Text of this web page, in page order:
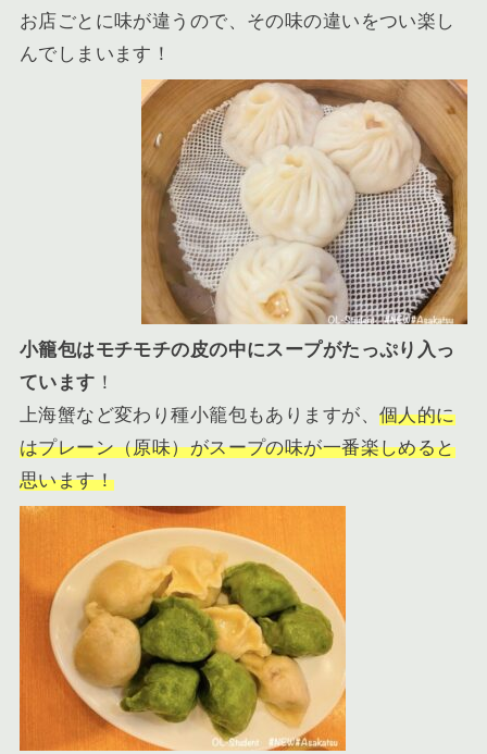
お店ごとに味が違うので、その味の違いをつい楽し
んでしまいます！
小籠包はモチモチの皮の中にスープがたっぷり入っ
ています ！
上海蟹など変わり種小籠包もありますが、 個人的に
はプレーン（原味）がスープの味が一番楽しめると
思います！